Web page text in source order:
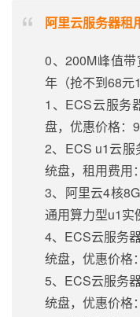
阿里云服务器租
0、200M峰值
年（抢不到68元1
1、ECS云服务
盘，优惠价格：
2、ECS u1云服
统盘，租用费用
3、阿里云4核
通用算力型u1实
4、ECS云服务
统盘，优惠价格
5、ECS云服务
统盘，优惠价格